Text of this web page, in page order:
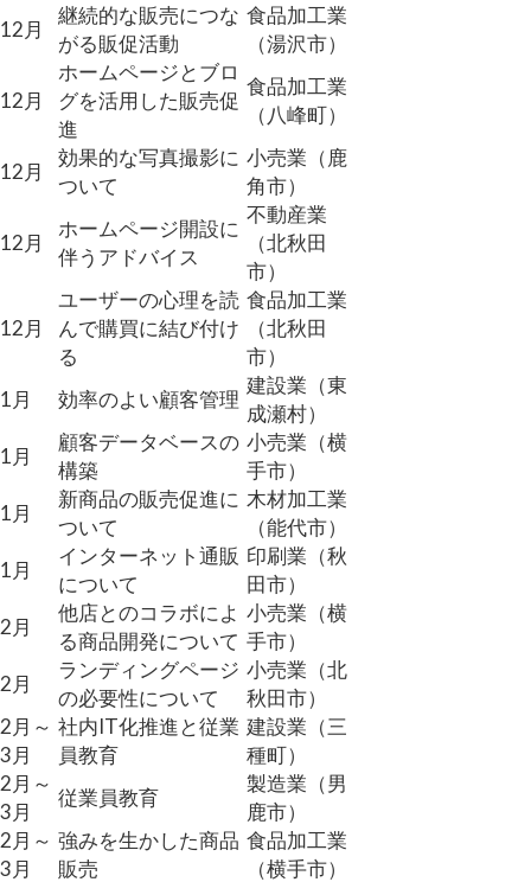
12月
継続的な販売につな
がる販促活動
食品加工業
（湯沢市）
12月
ホームページとブロ
グを活用した販売促
進
食品加工業
（八峰町）
12月
効果的な写真撮影に
ついて
小売業（鹿
角市）
12月
ホームページ開設に
伴うアドバイス
不動産業
（北秋田
市）
12月
ユーザーの心理を読
んで購買に結び付け
る
食品加工業
（北秋田
市）
1月
効率のよい顧客管理
建設業（東
成瀬村）
1月
顧客データベースの
構築
小売業（横
手市）
1月
新商品の販売促進に
ついて
木材加工業
（能代市）
1月
インターネット通販
について
印刷業（秋
田市）
2月
他店とのコラボによ
る商品開発について
小売業（横
手市）
2月
ランディングページ
の必要性について
小売業（北
秋田市）
2月～
3月
社内IT化推進と従業
員教育
建設業（三
種町）
2月～
3月
従業員教育
製造業（男
鹿市）
2月～
3月
強みを生かした商品
販売
食品加工業
（横手市）